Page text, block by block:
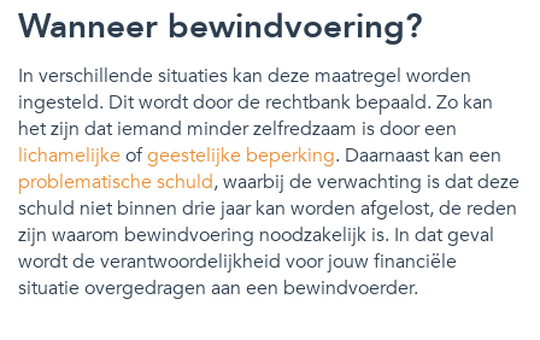
Wanneer bewindvoering?
In verschillende situaties kan deze maatregel worden
ingesteld. Dit wordt door de rechtbank bepaald. Zo kan
het zijn dat iemand minder zelfredzaam is door een
lichamelijke ofgeestelijke beperking. Daarnaast kan een
problematische schuld, waarbij de verwachting is dat deze
schuld niet binnen drie jaar kan worden afgelost, de reden
zijn waarom bewindvoering noodzakelijk is. In dat geval
wordt de verantwoordelijkheid voor jouw financiële
situatie overgedragen aan een bewindvoerder.